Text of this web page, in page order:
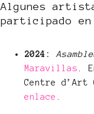
Algunes
participado
2024:
Maravillas .
Centre d’Art
enlace